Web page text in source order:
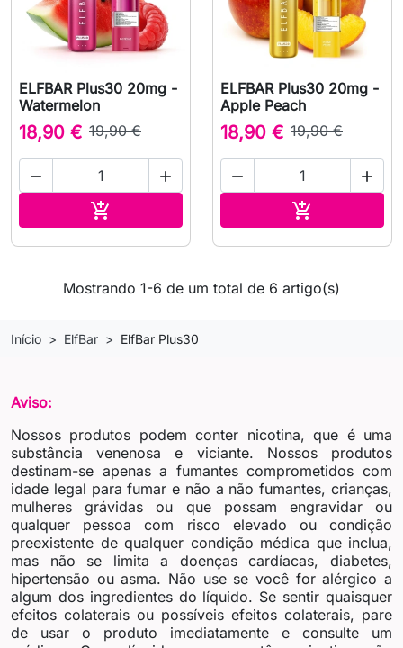
ELFBAR Plus30 20mg -
Watermelon
18,90 € 19,90 €
 

ELFBAR Plus30 20mg -
Apple Peach
18,90 € 19,90 €
 

Mostrando 1-6 de um total de 6 artigo(s)
Início ElfBar ElfBar Plus30
Aviso:
Nossos produtos podem conter nicotina, que é uma
substância venenosa e viciante. Nossos produtos
destinam-se apenas a fumantes comprometidos com
idade legal para fumar e não a não fumantes, crianças,
mulheres grávidas ou que possam engravidar ou
qualquer pessoa com risco elevado ou condição
preexistente de qualquer condição médica que inclua,
mas não se limita a doenças cardíacas, diabetes,
hipertensão ou asma. Não use se você for alérgico a
algum dos ingredientes do líquido. Se sentir quaisquer
efeitos colaterais ou possíveis efeitos colaterais, pare
de usar o produto imediatamente e consulte um